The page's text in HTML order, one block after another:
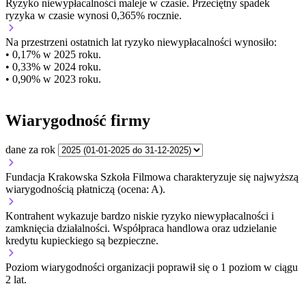
Ryzyko niewypłacalności maleje w czasie. Przeciętny spadek
ryzyka w czasie wynosi 0,365% rocznie.
Na przestrzeni ostatnich lat ryzyko niewypłacalności wynosiło:
• 0,17% w 2025 roku.
• 0,33% w 2024 roku.
• 0,90% w 2023 roku.
Wiarygodność firmy
dane za rok
Fundacja Krakowska Szkoła Filmowa charakteryzuje się najwyższą
wiarygodnością płatniczą (ocena: A).
Kontrahent wykazuje bardzo niskie ryzyko niewypłacalności i
zamknięcia działalności. Współpraca handlowa oraz udzielanie
kredytu kupieckiego są bezpieczne.
Poziom wiarygodności organizacji poprawił się o 1 poziom w ciągu
2 lat.